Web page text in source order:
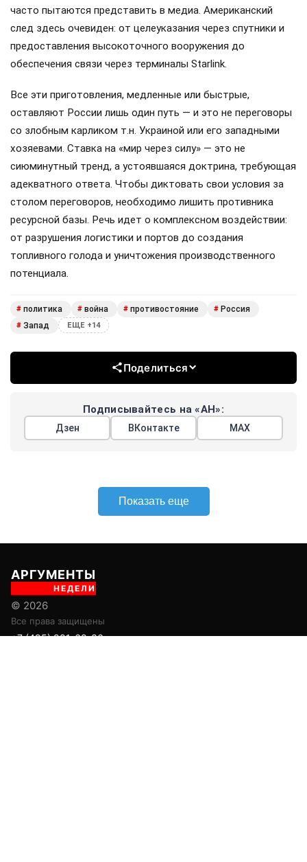
часто пытаются представить в медиа. Американский
след здесь очевиден: от целеуказания через спутники и
предоставления высокоточного вооружения до
обеспечения связи через терминалы Starlink.
Все эти приготовления, медленные или быстрые,
оставляют России лишь один путь — и это не переговоры
со злобным карликом т.н. Украиной или его западными
хозяевами. Ставка на «мир через силу» — это не
сиюминутный тренд, а устоявшаяся доктрина, требующая
адекватного ответа. Чтобы диктовать свои условия за
столом переговоров, необходимо лишить противника
ресурсной базы. Речь идет о комплексном воздействии:
от разрушения логистики и портов до создания
топливного голода и уничтожения производственного
потенциала.
# политика # война # противостояние # Россия
# Запад ЕЩЕ +14
Поделиться
Подписывайтесь на «АН»:
Дзен ВКонтакте МАХ
Показать еще
АРГУМЕНТЫ
НЕДЕЛИ
© 2026
Все права защищены
+7 (495) 981-68-36